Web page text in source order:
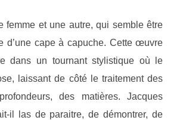
femme et une autre, qui semble être
d’une cape à capuche. Cette œuvre
dans un tournant stylistique où le
laissant de côté le traitement des
des matières. Jacques
il las de paraitre, de démontrer, de